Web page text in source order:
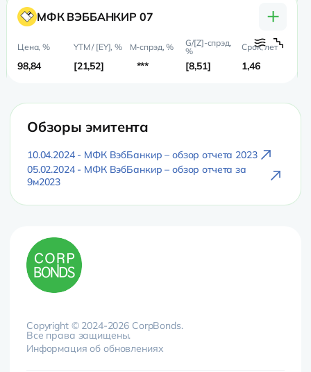
МФК ВЭББАНКИР 07 +
98,84 21,52 *** 8,51 1,46
Обзоры эмитента
10.04.2024 - МФК ВэбБанкир – обзор отчета 2023
05.02.2024 - МФК ВэбБанкир – обзор отчета за
9м2023
Copyright © 2024-2026 CorpBonds.
Все права защищены.
Информация об обновлениях